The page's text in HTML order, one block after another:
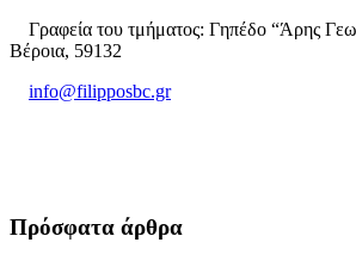
Γραφεία του τμήματος: Γηπέδο “Άρης
Βέροια, 59132
info@filipposbc.gr
Πρόσφατα άρθρα